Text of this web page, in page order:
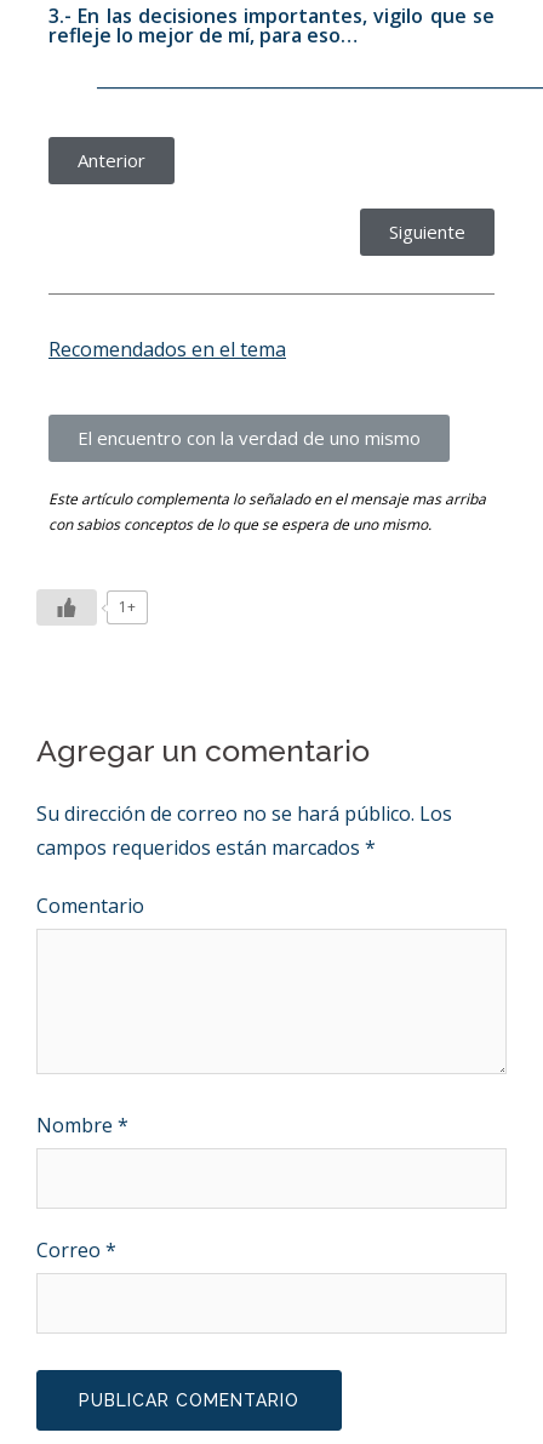
3.- En las decisiones importantes, vigilo que se
refleje lo mejor de mí, para eso…
Anterior
Siguiente
Recomendados en el tema
El encuentro con la verdad de uno mismo
Este artículo complementa lo señalado en el mensaje mas arriba
con sabios conceptos de lo que se espera de uno mismo.
1+
Agregar un comentario
Su dirección de correo no se hará público. Los
campos requeridos están marcados *
Comentario
Nombre *
Correo *